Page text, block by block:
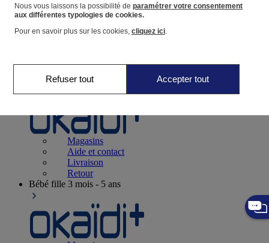
Favoris
Naissance0-12 mois
Magasins
Aide et contact
Livraison
Retour
Bébé fille 3 mois - 5 ans
Nous vous laissons la possibilité de paramétrer votre consentement
aux différentes typologies de cookies.
Pour en savoir plus sur les cookies, cliquez ici.
Refuser tout Accepter tout